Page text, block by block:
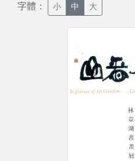
字體： 小 中 大